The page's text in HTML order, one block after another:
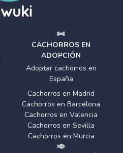
CACHORROS EN
ADOPCIÓN
Adoptar cachorros en
España
Cachorros en Madrid
Cachorros en Barcelona
Cachorros en Valencia
Cachorros en Sevilla
Cachorros en Murcia